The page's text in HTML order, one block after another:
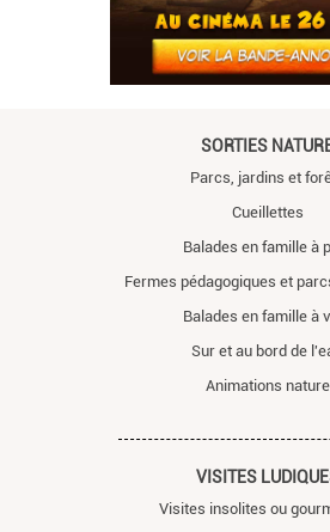
SORTIES
Parcs, jardins et
Cueillettes
Balades en famille à
Fermes pédagogiques et
Balades en famille à
Sur et au bord de
Animations nature
VISITES
Visites insolites ou